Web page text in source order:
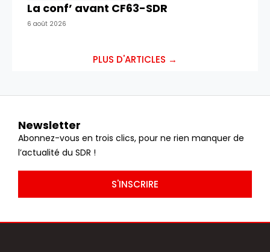
La conf’ avant CF63-SDR
6 août 2026
PLUS D'ARTICLES →
Newsletter
Abonnez-vous en trois clics, pour ne rien manquer de
l’actualité du SDR !
S'INSCRIRE